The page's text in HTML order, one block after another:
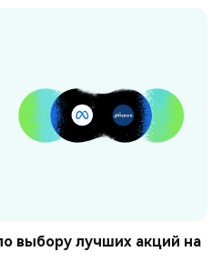
выбору лучших акций на